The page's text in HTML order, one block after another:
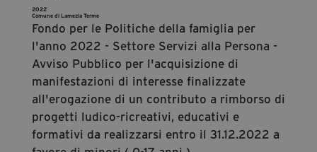
2022
Comune di Lamezia Terme
Fondo per le Politiche della famiglia per
l'anno 2022 - Settore Servizi alla Persona -
Avviso Pubblico per l'acquisizione di
manifestazioni di interesse finalizzate
all'erogazione di un contributo a rimborso di
progetti ludico-ricreativi, educativi e
formativi da realizzarsi entro il 31.12.2022 a